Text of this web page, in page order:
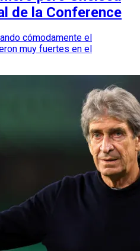
de la Conference
cómodamente el
muy fuertes en el